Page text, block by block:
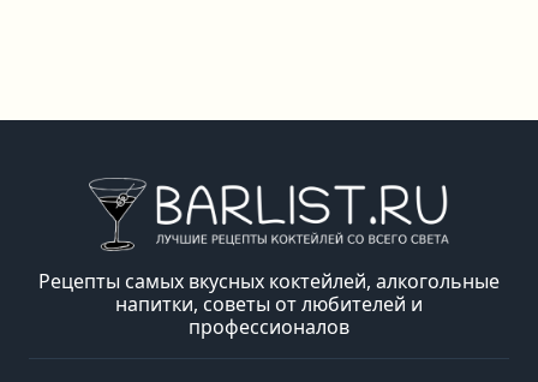
Рецепты самых вкусных коктейлей, алкогольные
напитки, советы от любителей и
профессионалов